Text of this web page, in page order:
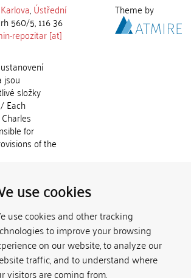
use cookies
use cookies and other tracking
to improve your browsing
on our website, to analyze our
traffic, and to understand where
visitors are coming from.
,Ústřední
560/5, 116 36
repozitar [at]
jsou
složky
Each
for
of the
být použity k
nebo vydávány
nebo jinou
než autora.
shall not
as results of
Theme by